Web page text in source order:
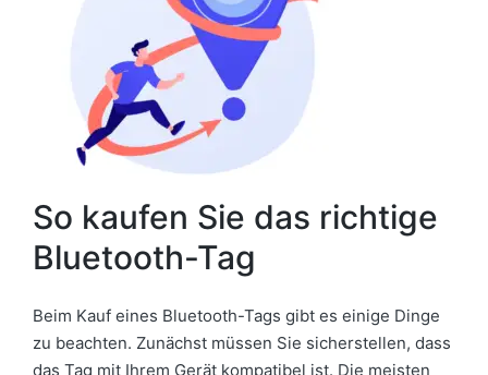
So kaufen Sie das richtige
Bluetooth-Tag
Beim Kauf eines Bluetooth-Tags gibt es einige Dinge
zu beachten. Zunächst müssen Sie sicherstellen, dass
das Tag mit Ihrem Gerät kompatibel ist. Die meisten